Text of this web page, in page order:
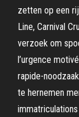
zetten op een
Line, Carnival
verzoek om
l’urgence
rapide-
te hernemen